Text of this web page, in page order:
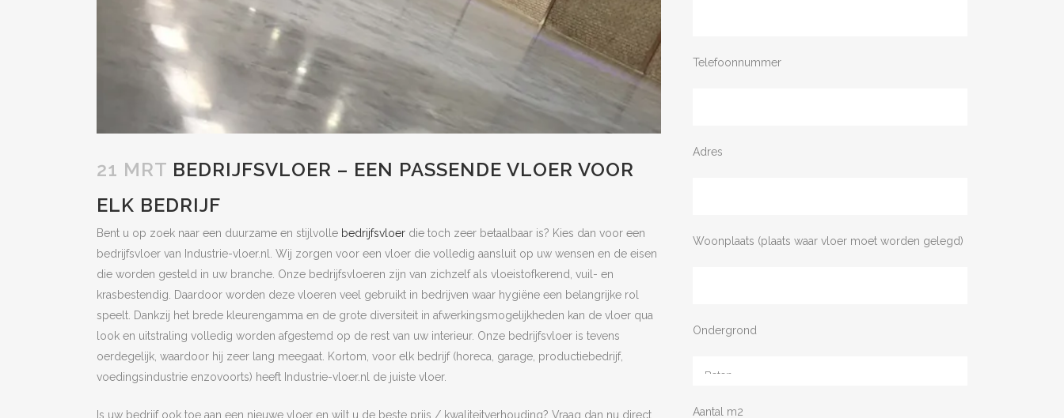
21 MRT BEDRIJFSVLOER – EEN PASSENDE VLOER VOOR
ELK BEDRIJF
Bent u op zoek naar een duurzame en stijlvolle bedrijfsvloer die toch zeer betaalbaar is? Kies dan voor een
bedrijfsvloer van Industrie-vloer.nl. Wij zorgen voor een vloer die volledig aansluit op uw wensen en de eisen
die worden gesteld in uw branche. Onze bedrijfsvloeren zijn van zichzelf als vloeistofkerend, vuil- en
krasbestendig. Daardoor worden deze vloeren veel gebruikt in bedrijven waar hygiëne een belangrijke rol
speelt. Dankzij het brede kleurengamma en de grote diversiteit in afwerkingsmogelijkheden kan de vloer qua
look en uitstraling volledig worden afgestemd op de rest van uw interieur. Onze bedrijfsvloer is tevens
oerdegelijk, waardoor hij zeer lang meegaat. Kortom, voor elk bedrijf (horeca, garage, productiebedrijf,
voedingsindustrie enzovoorts) heeft Industrie-vloer.nl de juiste vloer.
Is uw bedrijf ook toe aan een nieuwe vloer en wilt u de beste prijs / kwaliteitverhouding? Vraag dan nu direct
Telefoonnummer
Adres
Woonplaats (plaats waar vloer moet worden gelegd)
Ondergrond
Aantal m2